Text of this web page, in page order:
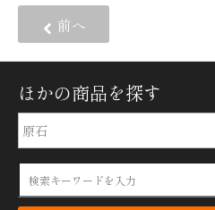
前へ
ほかの商品を探す